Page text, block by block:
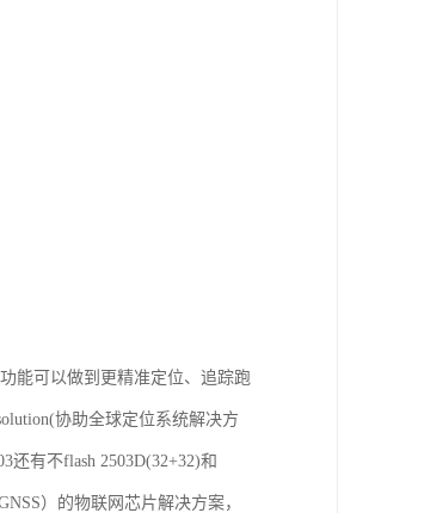
能可以做到更精准定位、追踪跑
协助全球定位系统解决方
有不flash 2503D(32+32)和
）的物联网芯片解决方案，